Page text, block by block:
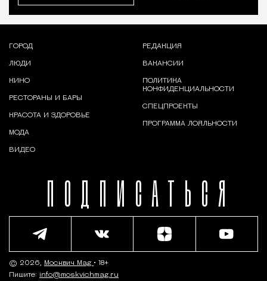
ПОДПИСАТЬСЯ
ГОРОД
ЛЮДИ
КИНО
РЕСТОРАНЫ И БАРЫ
КРАСОТА И ЗДОРОВЬЕ
МОДА
ВИДЕО
РЕДАКЦИЯ
ВАКАНСИИ
ПОЛИТИКА
КОНФИДЕНЦИАЛЬНОСТИ
СПЕЦПРОЕКТЫ
ПРОГРАММА ЛОЯЛЬНОСТИ
© 2026, Москвич Mag • 18+
Пишите: info@moskvichmag.ru